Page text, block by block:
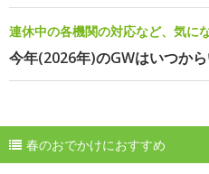
連休中の各機関の対応など、気に
今年(2026年)のGWはいつか
春のおでかけにおすすめ